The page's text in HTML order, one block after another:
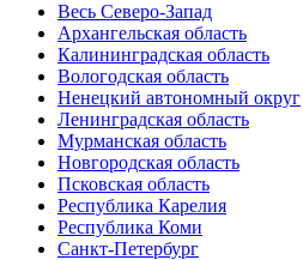
Весь Северо-Запад
Архангельская область
Калининградская область
Вологодская область
Ненецкий автономный округ
Ленинградская область
Мурманская область
Новгородская область
Псковская область
Республика Карелия
Республика Коми
Санкт-Петербург